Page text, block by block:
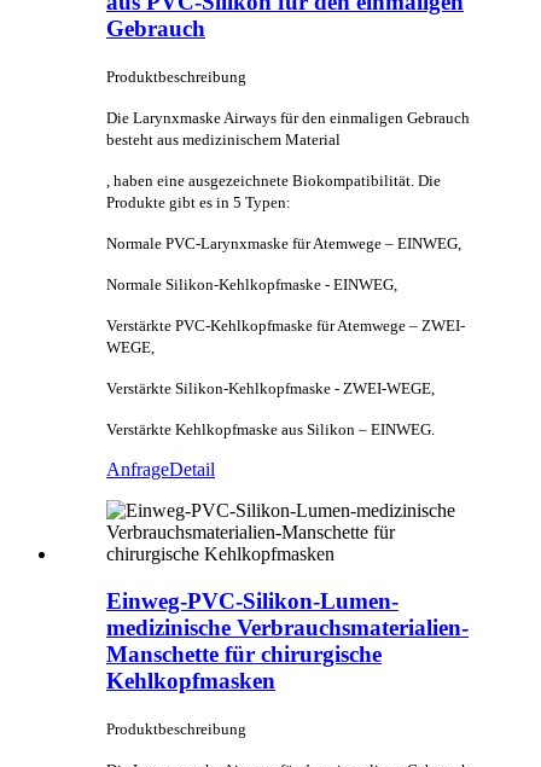
Gebrauch
Produktbeschreibung
Die Larynxmaske Airways für den einmaligen Gebrauch
besteht aus medizinischem Material
, haben eine ausgezeichnete Biokompatibilität. Die
Produkte gibt es in 5 Typen:
Normale PVC-Larynxmaske für Atemwege – EINWEG,
Normale Silikon-Kehlkopfmaske - EINWEG,
Verstärkte PVC-Kehlkopfmaske für Atemwege – ZWEI-
WEGE,
Verstärkte Silikon-Kehlkopfmaske - ZWEI-WEGE,
Verstärkte Kehlkopfmaske aus Silikon – EINWEG.
AnfrageDetail
Einweg-PVC-Silikon-Lumen-
medizinische Verbrauchsmaterialien-
Manschette für chirurgische
Kehlkopfmasken
Produktbeschreibung